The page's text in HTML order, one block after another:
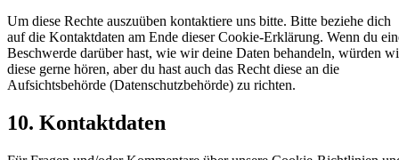
Um diese Rechte auszuüben kontaktiere uns bitte. Bitte beziehe dich
auf die Kontaktdaten am Ende dieser Cookie-Erklärung. Wenn du
Beschwerde darüber hast, wie wir deine Daten behandeln, würden
diese gerne hören, aber du hast auch das Recht diese an die
Aufsichtsbehörde (Datenschutzbehörde) zu richten.
10. Kontaktdaten